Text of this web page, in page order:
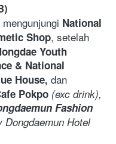
National
Shop, setelah
Youth
& National
House, dan
Pokpo (exc drink),
Fashion
Dongdaemun Hotel